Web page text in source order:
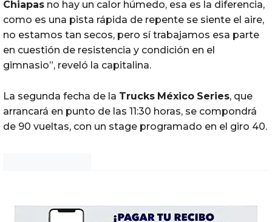
Chiapas no hay un calor húmedo, esa es la diferencia,
como es una pista rápida de repente se siente el aire,
no estamos tan secos, pero sí trabajamos esa parte
en cuestión de resistencia y condición en el
gimnasio”, reveló la capitalina.
La segunda fecha de la Trucks México Series, que
arrancará en punto de las 11:30 horas, se compondrá
de 90 vueltas, con un stage programado en el giro 40.